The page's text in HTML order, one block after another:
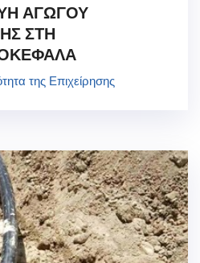
ΑΓΩΓΟΥ
ΣΤΗ
της Επιχείρησης